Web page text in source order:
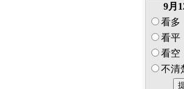
9月
看多
看平
看空
不清